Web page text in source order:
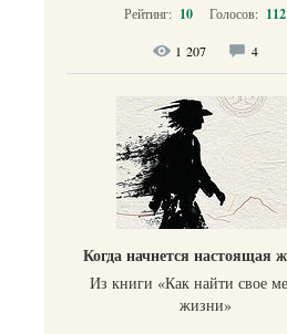
Рейтинг: 10 Голосов: 112
1 207 4
Когда начнется настоящая
Из книги «Как найти свое
жизни​»